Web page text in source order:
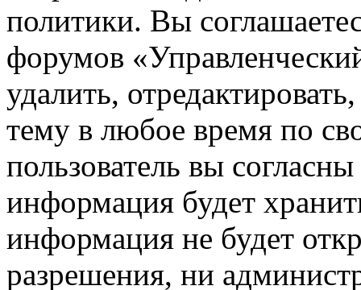
политики. Вы
форумов
удалить,
тему в любое время по
пользователь вы
информация будет
информация не будет
разрешения, ни